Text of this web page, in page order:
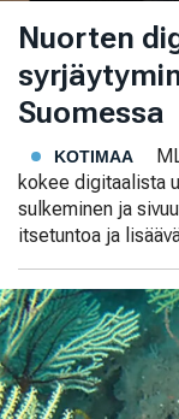
Nuorten
Suomessa
KOTIMAA
kokee digitaalista
sulkeminen ja
itsetuntoa ja